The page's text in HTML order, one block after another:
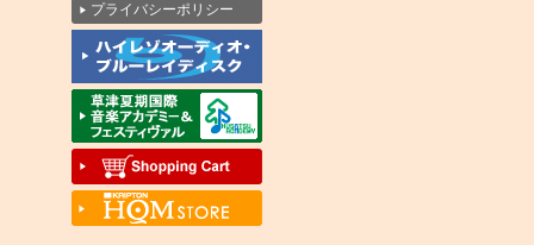
プライバシーポリシー